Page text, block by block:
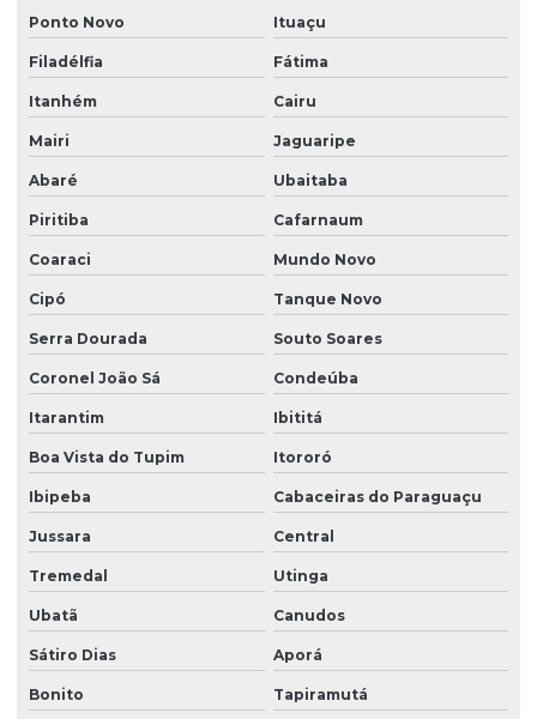
Outorga de água subterrânea
Outorga água superficial
Outorga para captação de água subterrânea
Outorga para captação de água superficial
Outorga de captação de recursos hídricos
Outorga empresa
Outorga de poço
Outorga recursos hídricos
Outorga de uso de água subterrânea
Outorga para utilização recursos hídricos
Pgrs plano de gerenciamento de resíduos sólidos
Plano de gerenciamento de resíduos sólidos pgrs
Plano pgrss
Plano de recuperação de áreas degradadas
Poço artesiano outorga
Prestação de serviços ambientais
Ponto Novo Ituaçu
Filadélfia Fátima
Itanhém Cairu
Mairi Jaguaripe
Abaré Ubaitaba
Piritiba Cafarnaum
Coaraci Mundo Novo
Cipó Tanque Novo
Serra Dourada Souto Soares
Coronel João Sá Condeúba
Itarantim Ibititá
Boa Vista do Tupim Itororó
Ibipeba Cabaceiras do Paraguaçu
Jussara Central
Tremedal Utinga
Ubatã Canudos
Sátiro Dias Aporá
Bonito Tapiramutá